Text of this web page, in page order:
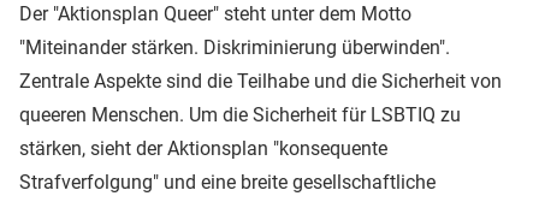
Der "Aktionsplan Queer" steht unter dem Motto
"Miteinander stärken. Diskriminierung überwinden".
Zentrale Aspekte sind die Teilhabe und die Sicherheit von
queeren Menschen. Um die Sicherheit für LSBTIQ zu
stärken, sieht der Aktionsplan "konsequente
Strafverfolgung" und eine breite gesellschaftliche